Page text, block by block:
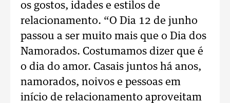
os gostos, idades e estilos de
relacionamento. “O Dia 12 de junho
passou a ser muito mais que o Dia dos
Namorados. Costumamos dizer que é
o dia do amor. Casais juntos há anos,
namorados, noivos e pessoas em
início de relacionamento aproveitam